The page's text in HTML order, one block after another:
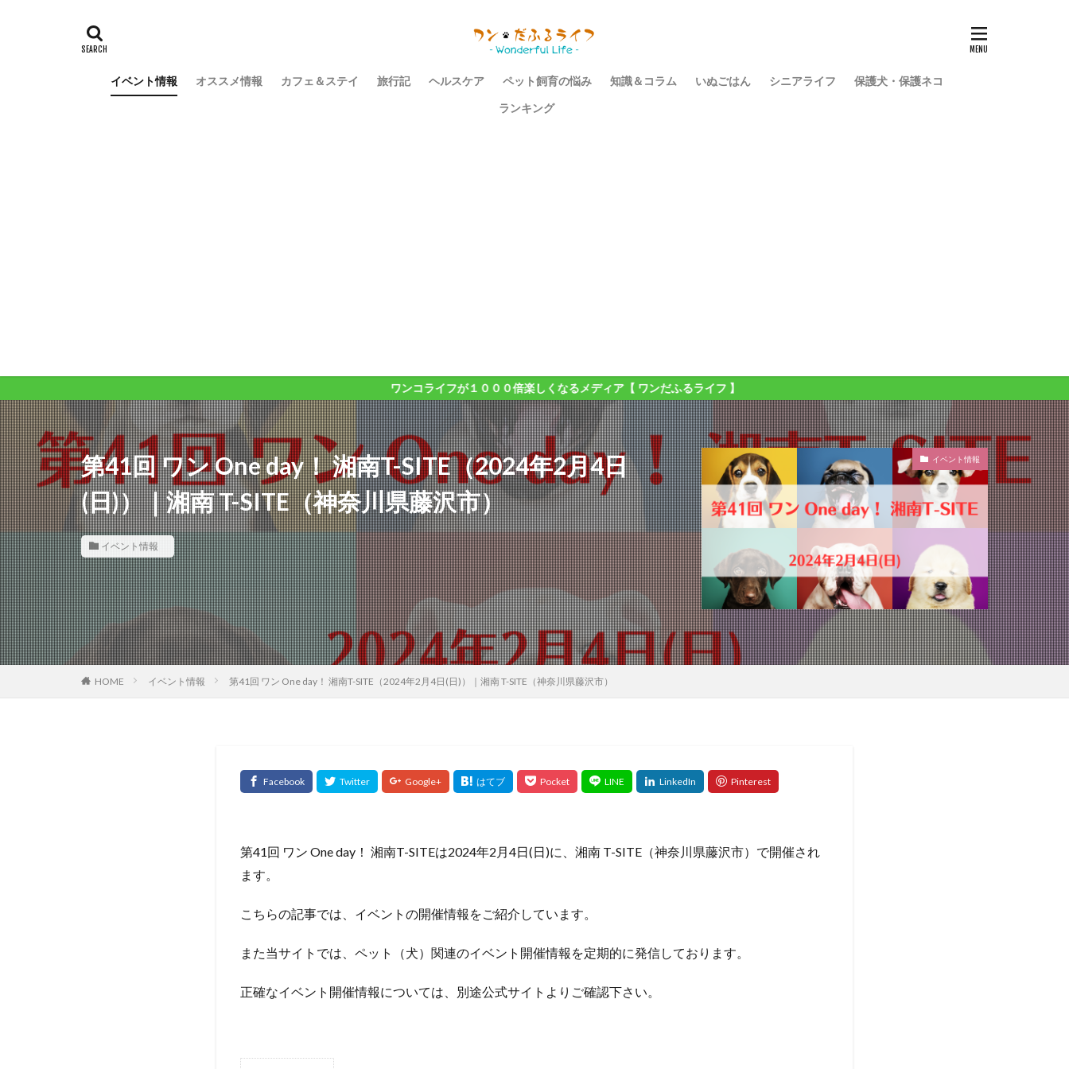
イベント情報 オススメ情報 カフェ＆ステイ 旅行記 ヘルスケア ペット飼育の悩み 知識＆コラム いぬごはん シニアライフ
保護犬・保護ネコ
ランキング
ワンコライフが１０００倍楽しくなるメディア【 ワンだふるライフ 】
第41回 ワン One day！ 湘南T-SITE（2024年2月4日
(日)）｜湘南 T-SITE（神奈川県藤沢市）
イベント情報
イベント情報
HOME イベント情報 第41回 ワン One day！ 湘南T-SITE（2024年2月4日(日)）｜湘南 T-SITE（神奈川県藤沢市）
第41回 ワン One day！ 湘南T-SITEは2024年2月4日(日)に、湘南 T-SITE（神奈川県藤沢市）で開催され
ます。
こちらの記事では、イベントの開催情報をご紹介しています。
また当サイトでは、ペット（犬）関連のイベント開催情報を定期的に発信しております。
正確なイベント開催情報については、別途公式サイトよりご確認下さい。